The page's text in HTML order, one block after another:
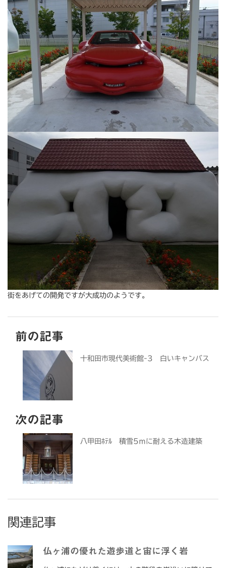
街をあげての開発ですが大成功のようです。
前の記事
十和田市現代美術館-3 白いキャンバス
次の記事
八甲田ﾎﾃﾙ 積雪5ｍに耐える木造建築
関連記事
仏ヶ浦の優れた遊歩道と宙に浮く岩